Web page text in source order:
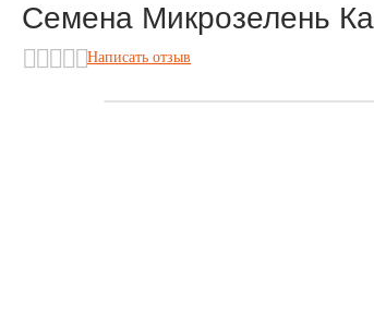
Семена Микрозелень
Написать отзыв